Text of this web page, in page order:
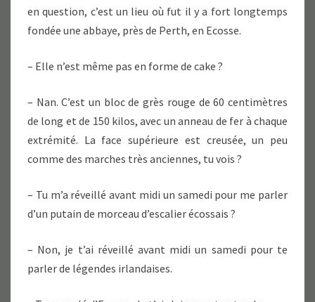
en question, c’est un lieu où fut il y a fort longtemps
fondée une abbaye, près de Perth, en Ecosse.
– Elle n’est même pas en forme de cake ?
– Nan. C’est un bloc de grès rouge de 60 centimètres
de long et de 150 kilos, avec un anneau de fer à chaque
extrémité. La face supérieure est creusée, un peu
comme des marches très anciennes, tu vois ?
– Tu m’a réveillé avant midi un samedi pour me parler
d’un putain de morceau d’escalier écossais ?
– Non, je t’ai réveillé avant midi un samedi pour te
parler de légendes irlandaises.